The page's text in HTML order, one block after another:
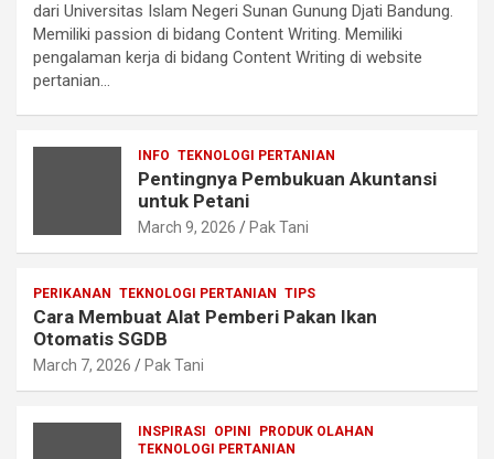
dari Universitas Islam Negeri Sunan Gunung Djati Bandung.
Memiliki passion di bidang Content Writing. Memiliki
pengalaman kerja di bidang Content Writing di website
pertanian…
INFO TEKNOLOGI PERTANIAN
Pentingnya Pembukuan Akuntansi
untuk Petani
March 9, 2026 Pak Tani
PERIKANAN TEKNOLOGI PERTANIAN TIPS
Cara Membuat Alat Pemberi Pakan Ikan
Otomatis SGDB
March 7, 2026 Pak Tani
INSPIRASI OPINI
PRODUK OLAHAN
TEKNOLOGI PERTANIAN